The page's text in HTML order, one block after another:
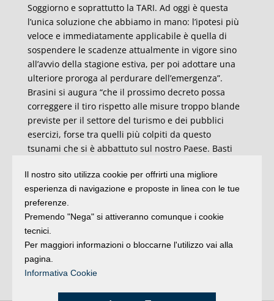
Soggiorno e soprattutto la TARI. Ad oggi è questa
l’unica soluzione che abbiamo in mano: l’ipotesi più
veloce e immediatamente applicabile è quella di
sospendere le scadenze attualmente in vigore sino
all’avvio della stagione estiva, per poi adottare una
ulteriore proroga al perdurare dell’emergenza”.
Brasini si augura “che il prossimo decreto possa
correggere il tiro rispetto alle misure troppo blande
previste per il settore del turismo e dei pubblici
esercizi, forse tra quelli più colpiti da questo
tsunami che si è abbattuto sul nostro Paese. Basti
riconoscimento del credito d’imposta del 60%
dell’ammontare del canone di locazione relativo al
mese di marzo – non prevede tra i beneficiari gli
esercizi del ricettivo. Ci attendiamo nelle prossime
settimane interventi più puntuali per una filiera che
rappresenta uno dei motori principali non solo
dell’economia del nostro territorio, ma in generale
dell’intero Stivale”.
Il nostro sito utilizza cookie per offrirti una migliore
esperienza di navigazione e proposte in linea con le tue
preferenze.
Premendo "Nega" si attiveranno comunque i cookie
tecnici.
Per maggiori informazioni o bloccarne l'utilizzo vai alla
pagina.
Informativa Cookie